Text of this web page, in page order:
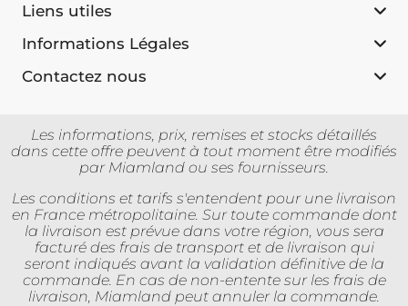
Liens utiles
Informations Légales
Contactez nous
Les informations, prix, remises et stocks détaillés
dans cette offre peuvent à tout moment être modifiés
par Miamland ou ses fournisseurs.
Les conditions et tarifs s'entendent pour une livraison
en France métropolitaine. Sur toute commande dont
la livraison est prévue dans votre région, vous sera
facturé des frais de transport et de livraison qui
seront indiqués avant la validation définitive de la
commande. En cas de non-entente sur les frais de
livraison, Miamland peut annuler la commande.